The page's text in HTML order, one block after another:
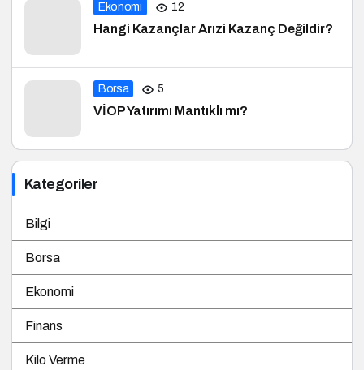
Ekonomi 12
Hangi Kazançlar Arızi Kazanç Değildir?
Borsa 5
VİOP Yatırımı Mantıklı mı?
Kategoriler
Bilgi
Borsa
Ekonomi
Finans
Kilo Verme